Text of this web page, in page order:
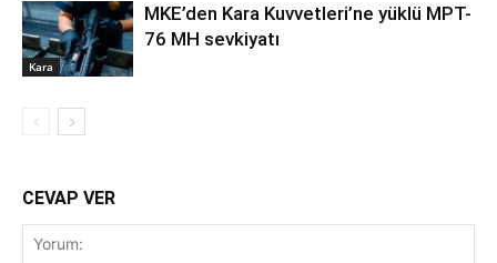
Kara
MKE’den Kara Kuvvetleri’ne yüklü MPT-
76 MH sevkiyatı
CEVAP VER